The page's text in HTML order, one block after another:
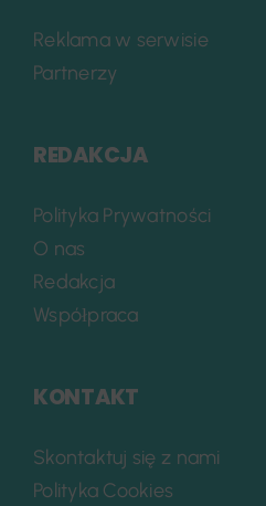
Reklama w serwisie
Partnerzy
REDAKCJA
Polityka Prywatności
O nas
Redakcja
Współpraca
KONTAKT
Skontaktuj się z nami
Polityka Cookies